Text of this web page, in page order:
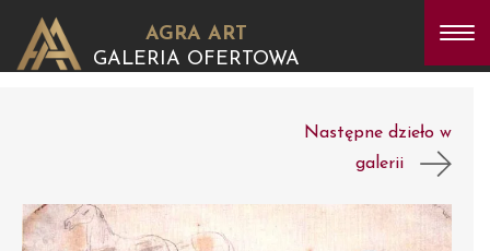
AGRA ART
GALERIA OFERTOWA
Następne dzieło w
galerii